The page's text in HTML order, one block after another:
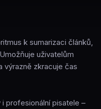
k sumarizaci článků,
uživatelům
výrazně zkracuje čas
profesionální pisatele –